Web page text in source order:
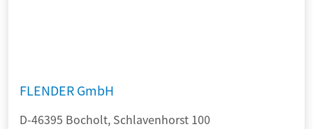
FLENDER GmbH
D-46395 Bocholt, Schlavenhorst 100